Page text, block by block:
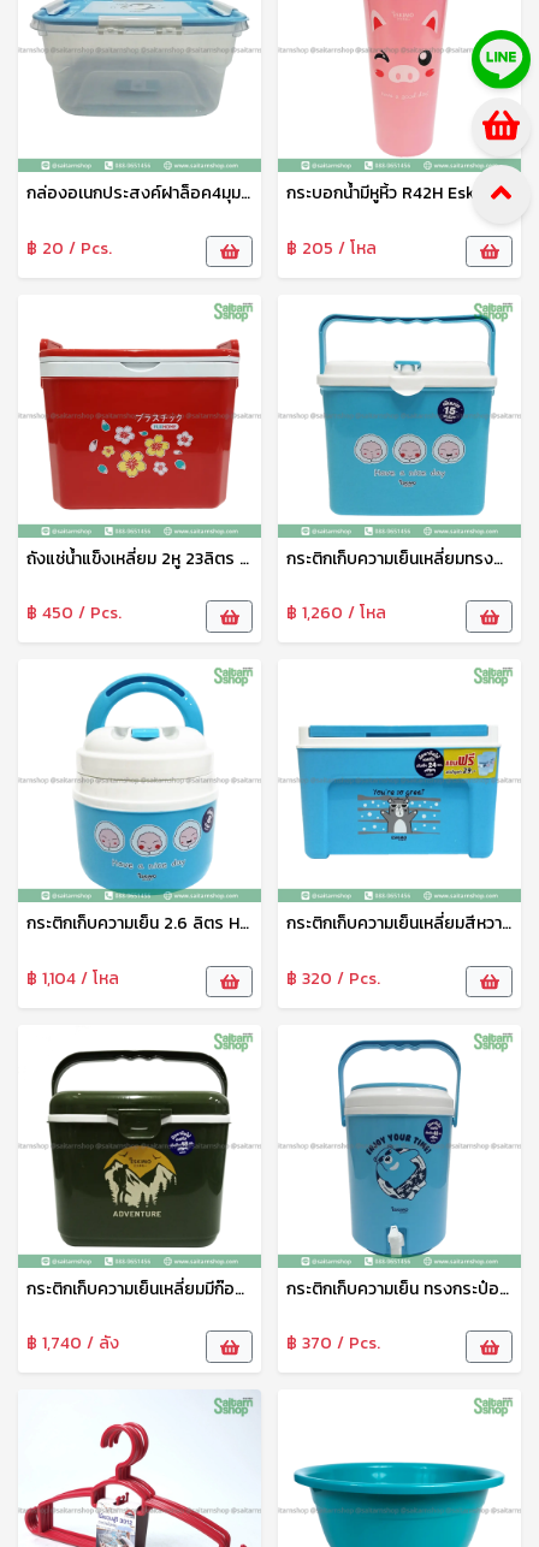
กล่องอเนกประสงค์ฝาล็อค4มุม LC2700 Eskimo
฿ 20 / Pcs.
กระบอกน้ำมีหูหิ้ว R42H Eskimo
฿ 205 / โหล
ถังแช่น้ำแข็งเหลี่ยม 2หู 23ลิตร KC2250 Eskimo
฿ 450 / Pcs.
กระติกเก็บความเย็นเหลี่ยมทรงสูง 3 ลิตร KC300 Eskimo
฿ 1,260 / โหล
กระติกเก็บความเย็น 2.6 ลิตร HC260 1*24
฿ 1,104 / โหล
กระติกเก็บความเย็นเหลี่ยมสีหวาน 13 ลิตร KC1300 *แถม*แก้ว 2ใบ 1*8 Eskimo
฿ 320 / Pcs.
กระติกเก็บความเย็นเหลี่ยมมีก๊อก 18 ลิตร KC1800V 1*4 Eskimo
฿ 1,740 / ลัง
กระติกเก็บความเย็น ทรงกระป๋อง มีหัวก๊อก 11ลิตร HC1100V Eskimo
฿ 370 / Pcs.